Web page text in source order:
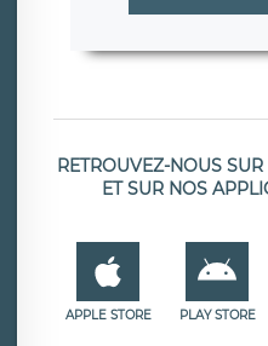
RETROUVEZ-NOUS
ET SUR NOS
APPLE STORE PLAY STORE